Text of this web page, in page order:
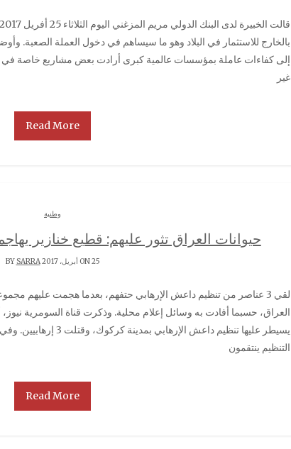
قالت الخبيرة لدى البنك الدولي مريم المزغني اليوم الثلاثاء 25 أفريل 2017 إنّ تونس لم تضع قوانين تحفيزية للتونسيين
بالخارج للاستثمار في البلاد وهو ما سيساهم في دخول العملة الصعبة.
إلى كفاءات عاملة بمؤسسات عالمية كبرى أرادت بعض مشاريع خاصة في
غير
Read More
وطنية
حيوانات العراق تثور عليهم: قطيع خنازير يهاجم
ON 25 أبريل، 2017 BY SARRA
لقي 3 عناصر من تنظيم داعش الإرهابي حتفهم، بعدما هجمت عليهم مجموعة من الخنازير في مدينة كركوك بشمال
العراق، حسبما أفادت به وسائل إعلام محلية. وذكرت قناة السومرية
يسيطر عليها تنظيم داعش
التنظيم ينتقمون
Read More